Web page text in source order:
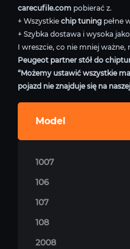
carecufile.com pobierać z.
+ Wszystkie chip tuning pełne
+ Szybka dostawa i wysoka
I wreszcie, co nie mniej
Peugeot partner stół do
“Możemy ustawić wszystkie
pojazd nie znajduje się na
Model
1007
106
107
108
2008